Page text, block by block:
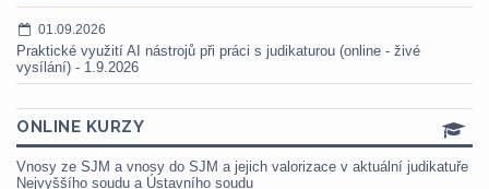
01.09.2026
Praktické využití AI nástrojů při práci s judikaturou (online - živé
vysílání) - 1.9.2026
ONLINE KURZY
Vnosy ze SJM a vnosy do SJM a jejich valorizace v aktuální judikatuře
Nejvyššího soudu a Ústavního soudu